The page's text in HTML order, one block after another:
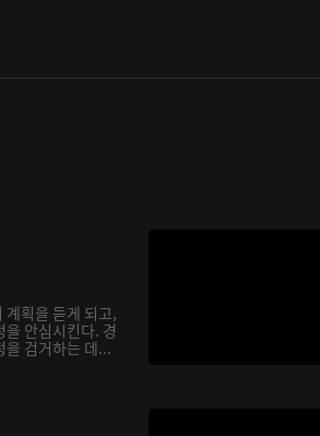
계획을 듣게 되고,
안심시킨다. 경
을 검거하는 데...